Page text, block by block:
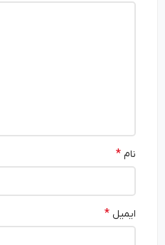
ایمیل*